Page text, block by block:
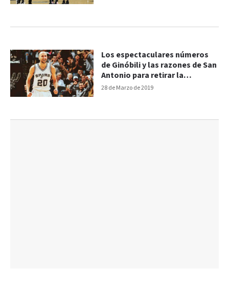
28 de Marzo de 2019
Los espectaculares números
de Ginóbili y las razones de San
Antonio para retirar la
camiseta 20